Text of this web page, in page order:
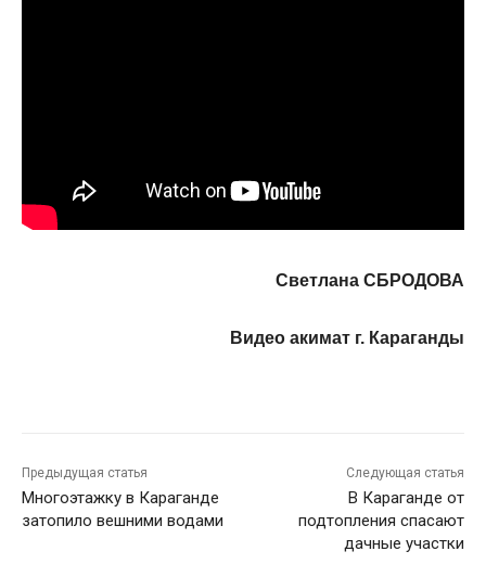
Светлана СБРОДОВА
Видео акимат г. Караганды
Предыдущая статья
Многоэтажку в Караганде
затопило вешними водами
Следующая статья
В Караганде от
подтопления спасают
дачные участки